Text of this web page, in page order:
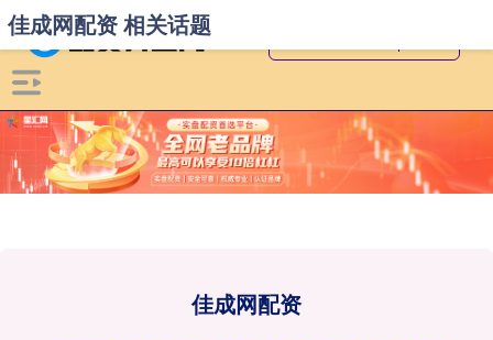
佳成网配资
佳成网配资 相关话题